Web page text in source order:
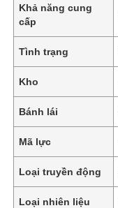
Khả năng cung
cấp
Tình trạng
Kho
Bánh lái
Mã lực
Loại truyền động
Loại nhiên liệu